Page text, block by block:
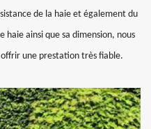
de la haie et également du
ainsi que sa dimension, nous
offrir une prestation très fiable.